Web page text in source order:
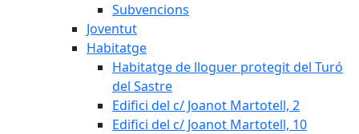
Subvencions
Joventut
Habitatge
Habitatge de lloguer protegit del Turó
del Sastre
Edifici del c/ Joanot Martotell, 2
Edifici del c/ Joanot Martotell, 10